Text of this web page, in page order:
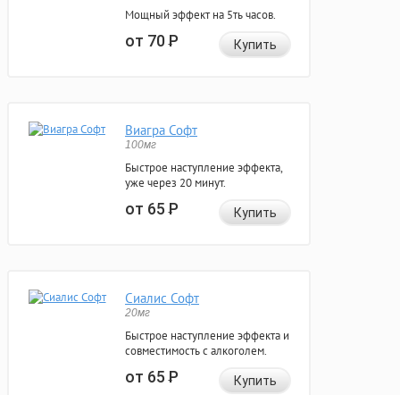
Мощный эффект на 5ть часов.
от 70Р Купить
Виагра Софт
100мг
Быстрое наступление эффекта,
уже через 20 минут.
от 65Р Купить
Сиалис Софт
20мг
Быстрое наступление эффекта и
совместимость с алкоголем.
от 65Р Купить